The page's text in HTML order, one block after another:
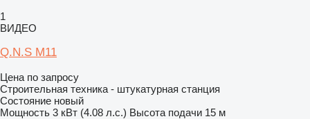
1
ВИДЕО
Q.N.S М11
Цена по запросу
Строительная техника - штукатурная станция
Состояние новый
Мощность 3 кВт (4.08 л.с.) Высота подачи 15 м